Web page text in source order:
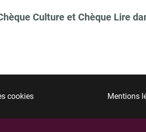
Culture et Chèque Lire
cookies Mentions